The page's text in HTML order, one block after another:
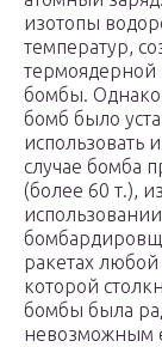
изотопы
температур,
термоядерной
бомбы.
бомб было
использовать
случае бомба
(более 60 т.),
ракетах
которой
бомбы была
невозможным